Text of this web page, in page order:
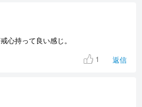
心持って良い感じ。
1 返信